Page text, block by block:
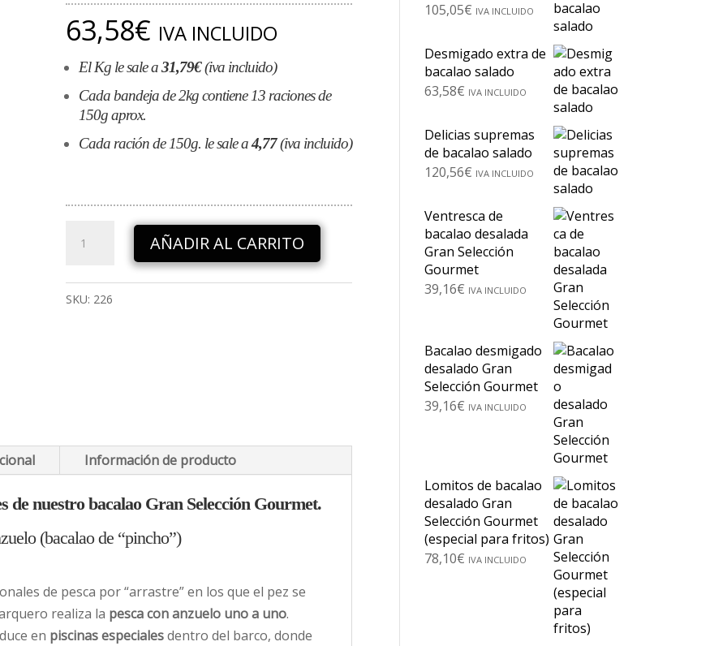
63,58€ IVA INCLUIDO
El Kg le sale a31,79€(iva incluido)
Cada bandeja de 2kg contiene 13 raciones de
150g aprox.
Cada ración de 150g. le sale a4,77(iva incluido)
Desmigado
extra
bacalao
AÑADIR AL CARRITO
SKU: 226
Información de producto
de nuestro bacalao Gran Selección Gourmet.
(bacalao de “pincho”)
de pesca por “arrastre” en los que el pez se
realiza la pesca con anzuelo uno a uno.
en piscinas especialesdentro del barco, donde
105,05€ IVA INCLUIDO
Desmigado extra de
bacalao salado
63,58€ IVA INCLUIDO
Delicias supremas
de bacalao salado
120,56€ IVA INCLUIDO
Ventresca de
bacalao desalada
Gran Selección
Gourmet
39,16€ IVA INCLUIDO
Bacalao desmigado
desalado Gran
Selección Gourmet
39,16€ IVA INCLUIDO
Lomitos de bacalao
desalado Gran
Selección Gourmet
(especial para fritos)
78,10€ IVA INCLUIDO